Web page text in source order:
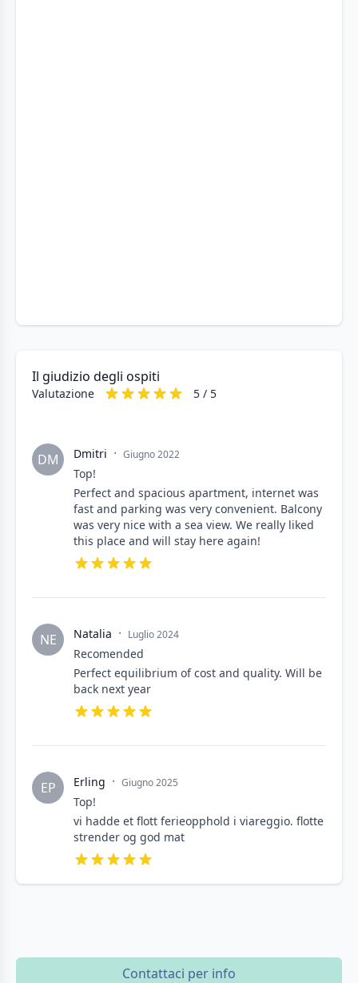
Il giudizio degli ospiti
Valutazione 5 / 5
DM Dmitri · Giugno 2022
Top!
Perfect and spacious apartment, internet was
fast and parking was very convenient. Balcony
was very nice with a sea view. We really liked
this place and will stay here again!
NE Natalia · Luglio 2024
Recomended
Perfect equilibrium of cost and quality. Will be
back next year
EP Erling · Giugno 2025
Top!
vi hadde et flott ferieopphold i viareggio. flotte
strender og god mat
Contattaci per info